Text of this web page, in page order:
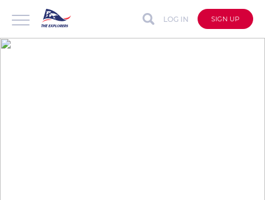
LOG IN SIGN UP